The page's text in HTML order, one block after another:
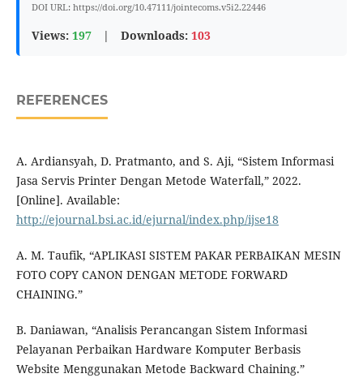
DOI URL: https://doi.org/10.47111/jointecoms.v5i2.22446
Views: 197 | Downloads: 103
REFERENCES
A. Ardiansyah, D. Pratmanto, and S. Aji, “Sistem Informasi
Jasa Servis Printer Dengan Metode Waterfall,” 2022.
[Online]. Available:
http://ejournal.bsi.ac.id/ejurnal/index.php/ijse18
A. M. Taufik, “APLIKASI SISTEM PAKAR PERBAIKAN MESIN
FOTO COPY CANON DENGAN METODE FORWARD
CHAINING.”
B. Daniawan, “Analisis Perancangan Sistem Informasi
Pelayanan Perbaikan Hardware Komputer Berbasis
Website Menggunakan Metode Backward Chaining.”